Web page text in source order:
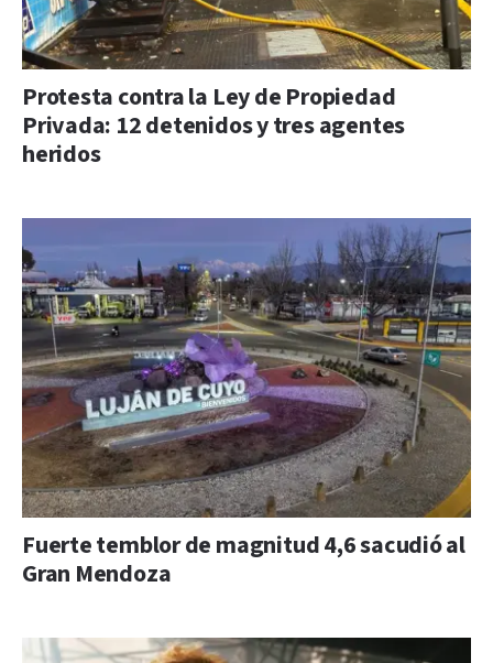
Protesta contra la Ley de Propiedad
Privada: 12 detenidos y tres agentes
heridos
Fuerte temblor de magnitud 4,6 sacudió al
Gran Mendoza